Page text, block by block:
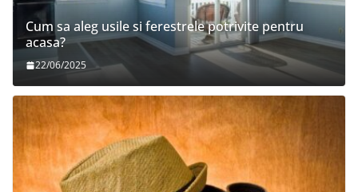
Cum sa aleg usile si ferestrele potrivite pentru
acasa?
22/06/2025